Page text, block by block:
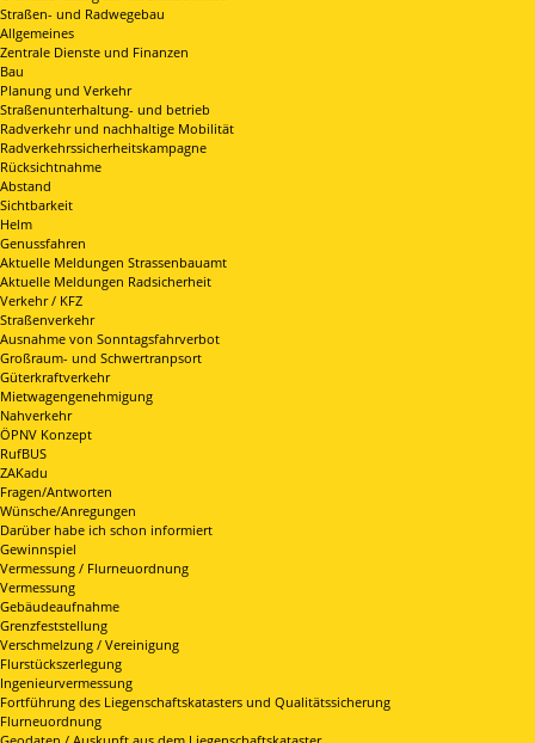
Straßen- und Radwegebau
Allgemeines
Zentrale Dienste und Finanzen
Bau
Planung und Verkehr
Straßenunterhaltung- und betrieb
Radverkehr und nachhaltige Mobilität
Radverkehrssicherheitskampagne
Rücksichtnahme
Abstand
Sichtbarkeit
Helm
Genussfahren
Aktuelle Meldungen Strassenbauamt
Aktuelle Meldungen Radsicherheit
Verkehr / KFZ
Straßenverkehr
Ausnahme von Sonntagsfahrverbot
Großraum- und Schwertranpsort
Güterkraftverkehr
Mietwagengenehmigung
Nahverkehr
ÖPNV Konzept
RufBUS
ZAKadu
Fragen/Antworten
Wünsche/Anregungen
Darüber habe ich schon informiert
Gewinnspiel
Vermessung / Flurneuordnung
Vermessung
Gebäudeaufnahme
Grenzfeststellung
Verschmelzung / Vereinigung
Flurstückszerlegung
Ingenieurvermessung
Fortführung des Liegenschaftskatasters und Qualitätssicherung
Flurneuordnung